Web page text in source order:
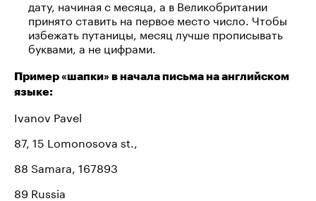
дату, начиная с месяца, а в Великобритании
принято ставить на первое место число. Чтобы
избежать путаницы, месяц лучше прописывать
буквами, а не цифрами.
Пример «шапки» в начала письма на английском
языке:
Ivanov Pavel
87, 15 Lomonosova st.,
88 Samara, 167893
89 Russia